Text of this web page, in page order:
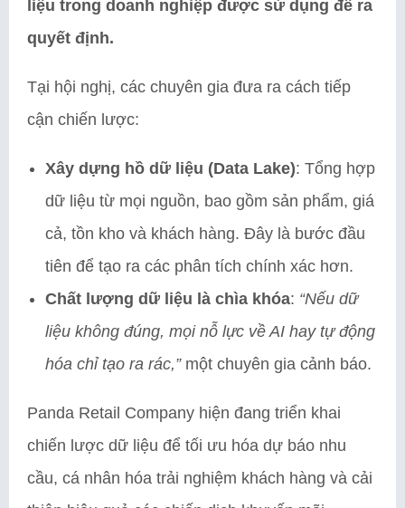
liệu trong doanh nghiệp được sử dụng để ra
quyết định.
Tại hội nghị, các chuyên gia đưa ra cách tiếp
cận chiến lược:
Xây dựng hồ dữ liệu (Data Lake): Tổng hợp
dữ liệu từ mọi nguồn, bao gồm sản phẩm, giá
cả, tồn kho và khách hàng. Đây là bước đầu
tiên để tạo ra các phân tích chính xác hơn.
Chất lượng dữ liệu là chìa khóa: “Nếu dữ
liệu không đúng, mọi nỗ lực về AI hay tự động
hóa chỉ tạo ra rác,”một chuyên gia cảnh báo.
Panda Retail Company hiện đang triển khai
chiến lược dữ liệu để tối ưu hóa dự báo nhu
cầu, cá nhân hóa trải nghiệm khách hàng và cải